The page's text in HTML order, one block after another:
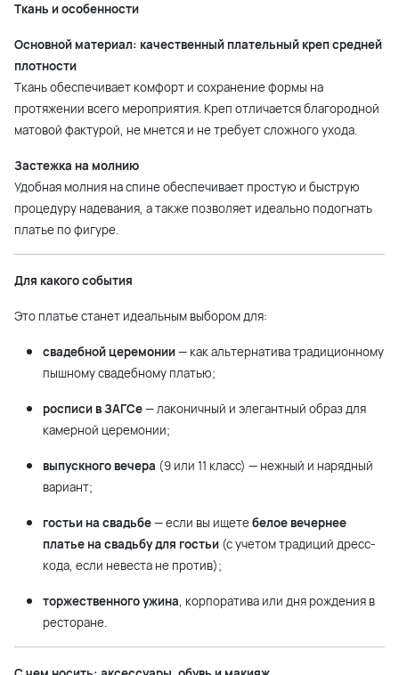
Ткань и особенности
Основной материал: качественный плательный креп средней
плотности
Ткань обеспечивает комфорт и сохранение формы на
протяжении всего мероприятия. Креп отличается благородной
матовой фактурой, не мнется и не требует сложного ухода.
Застежка на молнию
Удобная молния на спине обеспечивает простую и быструю
процедуру надевания, а также позволяет идеально подогнать
платье по фигуре.
Для какого события
Это платье станет идеальным выбором для:
свадебной церемонии— как альтернатива традиционному
пышному свадебному платью;
росписи в ЗАГСе— лаконичный и элегантный образ для
камерной церемонии;
выпускного вечера (9 или 11 класс) — нежный и нарядный
вариант;
гостьи на свадьбе— если вы ищетебелое вечернее
платье на свадьбу для гостьи (с учетом традиций дресс-
кода, если невеста не против);
торжественного ужина, корпоратива или дня рождения в
ресторане.